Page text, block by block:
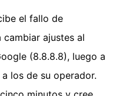
el fallo de
ajustes al
(8.8.8.8), luego a
los de su operador.